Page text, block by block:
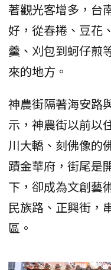
著觀光客增多，台
好，從春捲、豆花
羹、刈包到蚵仔煎
來的地方。
神農街隔著海安路
示，神農街以前以
川大轎、刻佛像的
蹟金華府，街尾是
下，卻成為文創藝
民族路、正興街，
區。